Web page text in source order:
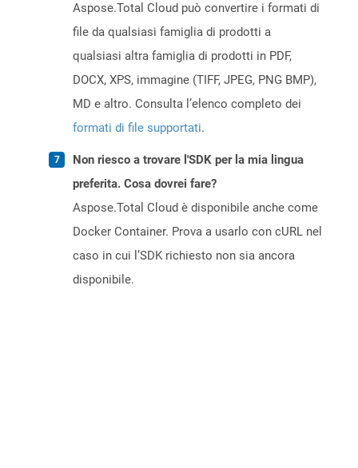
Aspose.Total Cloud può convertire i formati di
file da qualsiasi famiglia di prodotti a
qualsiasi altra famiglia di prodotti in PDF,
DOCX, XPS, immagine (TIFF, JPEG, PNG BMP),
MD e altro. Consulta l’elenco completo dei
formati di file supportati.
Non riesco a trovare l'SDK per la mia lingua
preferita. Cosa dovrei fare?
Aspose.Total Cloud è disponibile anche come
Docker Container. Prova a usarlo con cURL nel
caso in cui l’SDK richiesto non sia ancora
disponibile.